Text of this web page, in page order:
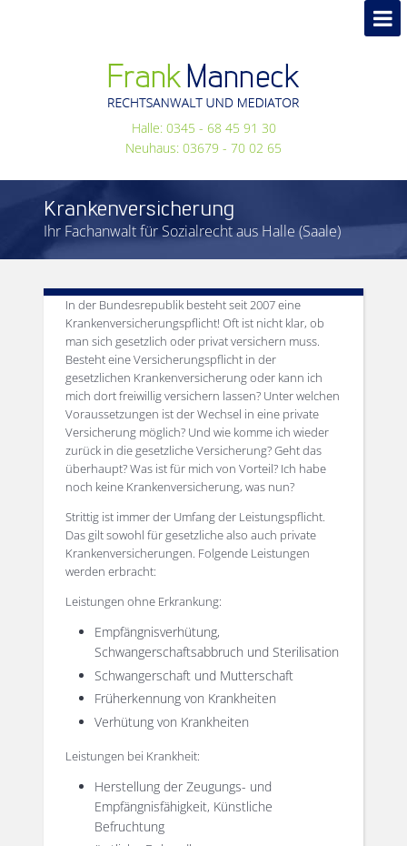
Halle: 0345 - 68 45 91 30
Neuhaus: 03679 - 70 02 65
Krankenversicherung
Ihr Fachanwalt für Sozialrecht aus Halle (Saale)
In der Bundesrepublik besteht seit 2007 eine
Krankenversicherungspflicht! Oft ist nicht klar, ob
man sich gesetzlich oder privat versichern muss.
Besteht eine Versicherungspflicht in der
gesetzlichen Krankenversicherung oder kann ich
mich dort freiwillig versichern lassen? Unter welchen
Voraussetzungen ist der Wechsel in eine private
Versicherung möglich? Und wie komme ich wieder
zurück in die gesetzliche Versicherung? Geht das
überhaupt? Was ist für mich von Vorteil? Ich habe
noch keine Krankenversicherung, was nun?
Strittig ist immer der Umfang der Leistungspflicht.
Das gilt sowohl für gesetzliche also auch private
Krankenversicherungen. Folgende Leistungen
werden erbracht:
Leistungen ohne Erkrankung:
Empfängnisverhütung,
Schwangerschaftsabbruch und Sterilisation
Schwangerschaft und Mutterschaft
Früherkennung von Krankheiten
Verhütung von Krankheiten
Leistungen bei Krankheit:
Herstellung der Zeugungs- und
Empfängnisfähigkeit, Künstliche
Befruchtung